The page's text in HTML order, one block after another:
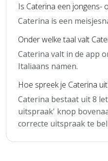
Is Caterina een jongens-
Caterina is een
Onder welke taal valt
Caterina valt in de app
Italiaans namen.
Hoe spreek je Caterina
Caterina bestaat uit 8
uitspraak' knop
correcte uitspraak te